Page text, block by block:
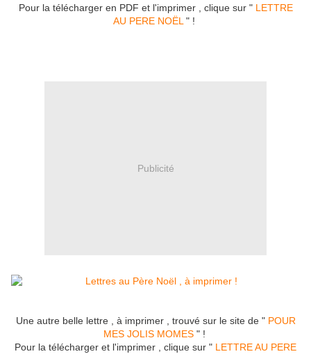
Pour la télécharger en PDF et l'imprimer , clique sur " LETTRE
AU PERE NOËL " !
Publicité
Une autre belle lettre , à imprimer , trouvé sur le site de " POUR
MES JOLIS MOMES" !
Pour la télécharger et l'imprimer , clique sur " LETTRE AU PERE